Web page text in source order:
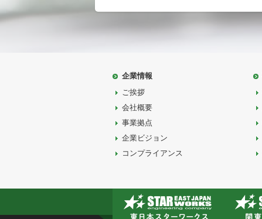
企業情報
ご挨拶
会社概要
事業拠点
企業ビジョン
コンプライアンス